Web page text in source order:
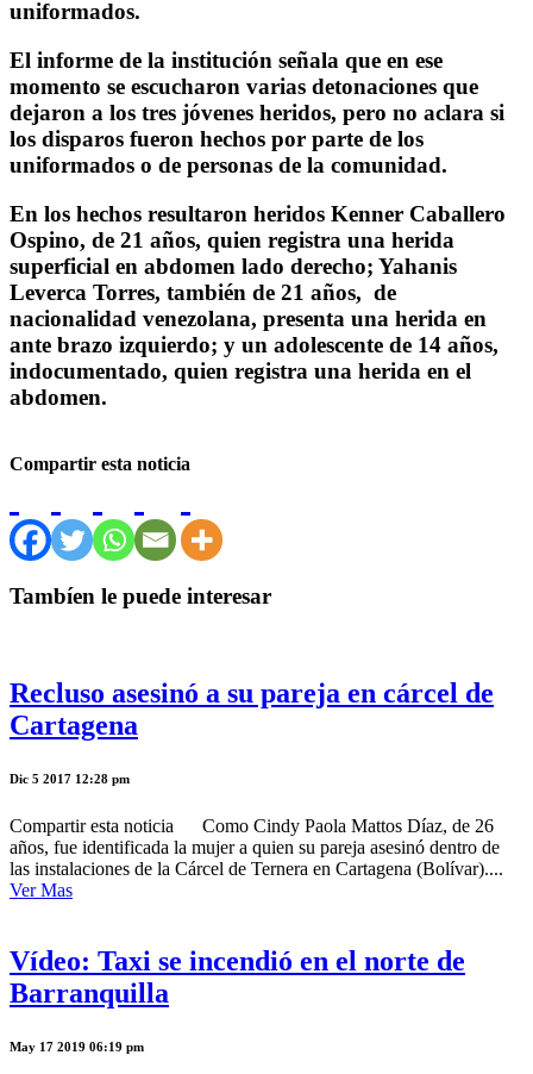
uniformados.
El informe de la institución señala que en ese
momento se escucharon varias detonaciones que
dejaron a los tres jóvenes heridos, pero no aclara si
los disparos fueron hechos por parte de los
uniformados o de personas de la comunidad.
En los hechos resultaron heridos Kenner Caballero
Ospino, de 21 años, quien registra una herida
superficial en abdomen lado derecho; Yahanis
Leverca Torres, también de 21 años, de
nacionalidad venezolana, presenta una herida en
ante brazo izquierdo; y un adolescente de 14 años,
indocumentado, quien registra una herida en el
abdomen.
Compartir esta noticia
Tambíen le puede interesar
Recluso asesinó a su pareja en cárcel de
Cartagena
Dic 5 2017 12:28 pm
Compartir esta noticia Como Cindy Paola Mattos Díaz, de 26
años, fue identificada la mujer a quien su pareja asesinó dentro de
las instalaciones de la Cárcel de Ternera en Cartagena (Bolívar)....
Ver Mas
Vídeo: Taxi se incendió en el norte de
Barranquilla
May 17 2019 06:19 pm